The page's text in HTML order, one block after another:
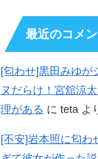
最近のコメン
[匂わせ]黒田みゆが
ヌだらけ！宮舘涼
理がある に teta よ
[不安]岩本照に匂わ